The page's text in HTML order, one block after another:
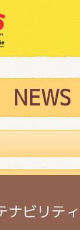
NEWS
ビリテ